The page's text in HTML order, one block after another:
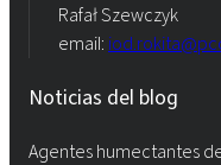
Rafał Szewczyk
email:
Noticias del blog
Agentes humectantes